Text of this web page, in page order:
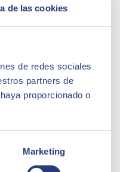
de las cookies
de redes sociales
partners de
proporcionado o
Marketing